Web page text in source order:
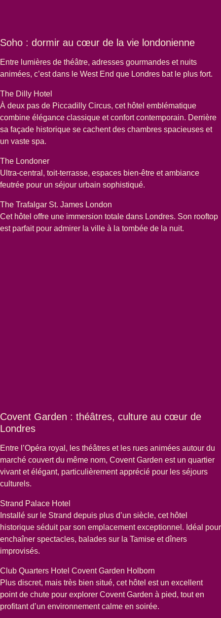
Soho : dormir au cœur de la vie londonienne
Entre lumières de théâtre, adresses gourmandes et nuits
animées, c’est dans le West End que Londres bat le plus fort.
The Dilly Hotel
À deux pas de Piccadilly Circus, cet hôtel emblématique
combine élégance classique et confort contemporain. Derrière
sa façade historique se cachent des chambres spacieuses et
un vaste spa.
The Londoner
Ultra-central, toit-terrasse, espaces bien-être et ambiance
feutrée pour un séjour urbain sophistiqué.
The Trafalgar St. James London
Cet hôtel offre une immersion totale dans Londres. Son rooftop
est parfait pour admirer la ville à la tombée de la nuit.
Covent Garden : théâtres, culture au cœur de
Londres
Entre l’Opéra royal, les théâtres et les rues animées autour du
marché couvert du même nom, Covent Garden est un quartier
vivant et élégant, particulièrement apprécié pour les séjours
culturels.
Strand Palace Hotel
Installé sur le Strand depuis plus d’un siècle, cet hôtel
historique séduit par son emplacement exceptionnel. Idéal pour
enchaîner spectacles, balades sur la Tamise et dîners
improvisés.
Club Quarters Hotel Covent Garden Holborn
Plus discret, mais très bien situé, cet hôtel est un excellent
point de chute pour explorer Covent Garden à pied, tout en
profitant d’un environnement calme en soirée.